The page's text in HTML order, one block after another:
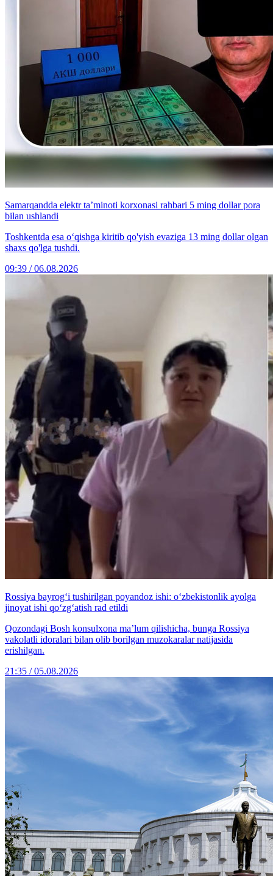
Samarqandda elektr ta’minoti korxonasi rahbari 5 ming dollar pora
bilan ushlandi
Toshkentda esa o‘qishga kiritib qo'yish evaziga 13 ming dollar olgan
shaxs qo'lga tushdi.
09:39 / 06.08.2026
Rossiya bayrog‘i tushirilgan poyandoz ishi: o‘zbekistonlik ayolga
jinoyat ishi qo‘zg‘atish rad etildi
Qozondagi Bosh konsulxona ma’lum qilishicha, bunga Rossiya
vakolatli idoralari bilan olib borilgan muzokaralar natijasida
erishilgan.
21:35 / 05.08.2026